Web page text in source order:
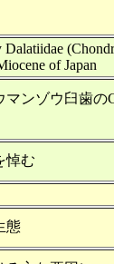
of Japan
ンゾウ臼歯の
悼む
態